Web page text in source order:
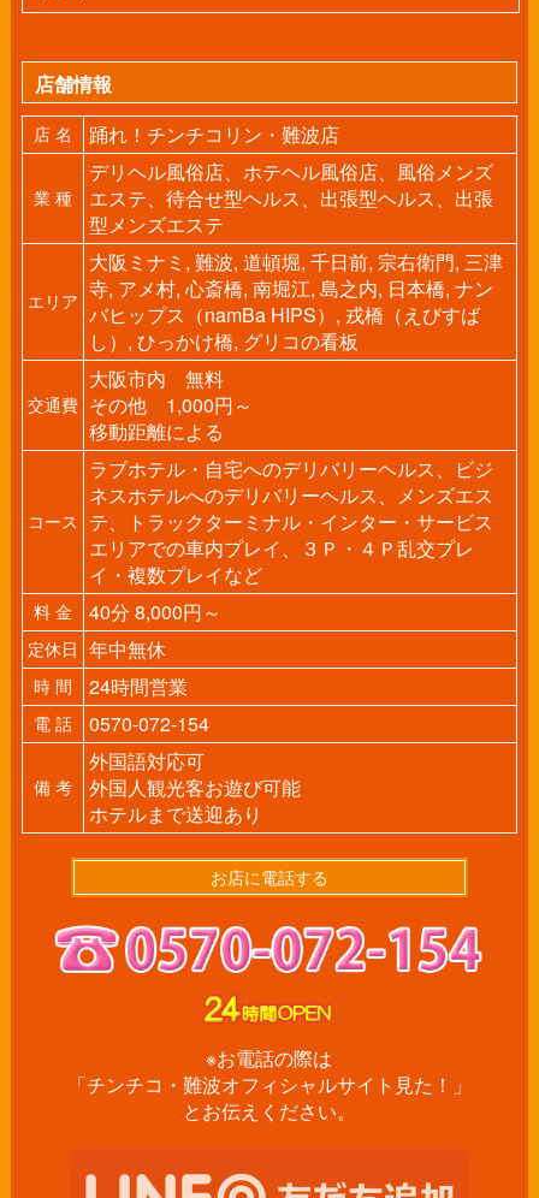
店舗情報
店 名 踊れ！チンチコリン・難波店
業 種
デリヘル風俗店、ホテヘル風俗店、風俗メンズ
エステ、待合せ型ヘルス、出張型ヘルス、出張
型メンズエステ
エリア
大阪ミナミ, 難波, 道頓堀, 千日前, 宗右衛門, 三津
寺, アメ村, 心斎橋, 南堀江, 島之内, 日本橋, ナン
バヒップス（namBa HIPS）, 戎橋（えびすば
し）, ひっかけ橋, グリコの看板
交通費
大阪市内 無料
その他 1,000円～
移動距離による
コース
ラブホテル・自宅へのデリバリーヘルス、ビジ
ネスホテルへのデリバリーヘルス、メンズエス
テ、トラックターミナル・インター・サービス
エリアでの車内プレイ、３Ｐ・４Ｐ乱交プレ
イ・複数プレイなど
料 金 40分 8,000円～
定休日 年中無休
時 間 24時間営業
電 話 0570-072-154
備 考
外国語対応可
外国人観光客お遊び可能
ホテルまで送迎あり
お店に電話する
※お電話の際は
「チンチコ・難波オフィシャルサイト見た！」
とお伝えください。